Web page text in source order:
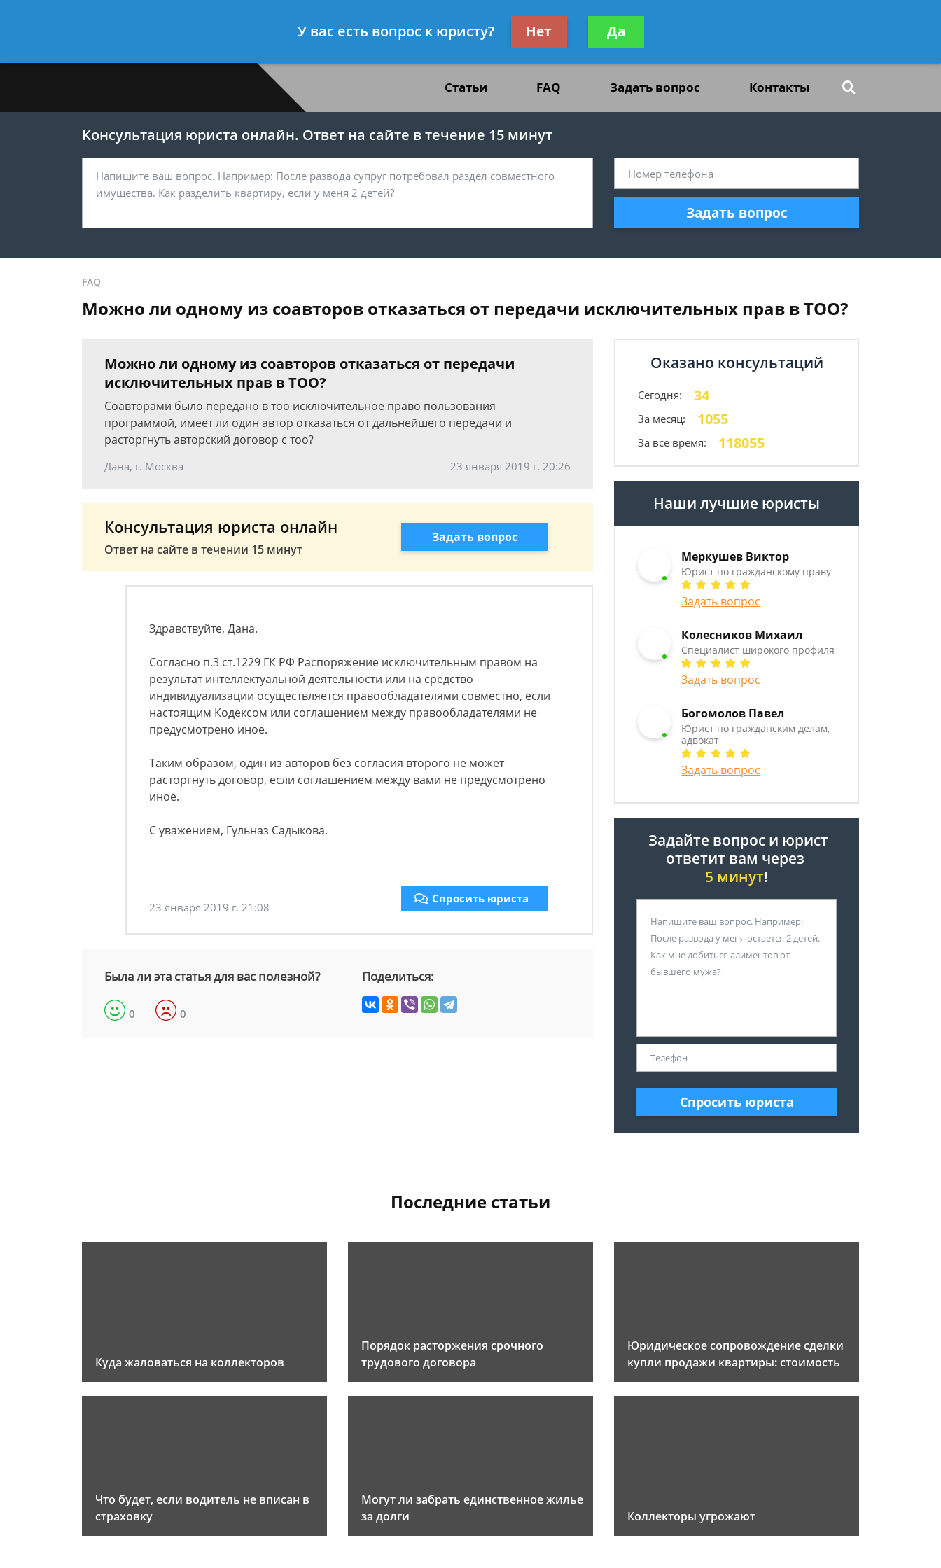
- Юрист по гражданскому праву
Получите консультацию
бесплатно
Статьи FAQ Задать вопрос Контакты
Консультация юриста онлайн. Ответ на сайте в течение 15 минут
Задать вопрос
FAQ
Можно ли одному из соавторов отказаться от передачи исключительных прав в ТОО?
Можно ли одному из соавторов отказаться от передачи
исключительных прав в ТОО?
Соавторами было передано в тоо исключительное право пользования
программой, имеет ли один автор отказаться от дальнейшего передачи и
расторгнуть авторский договор с тоо?
Дана, г. Москва 23 января 2019 г. 20:26
Консультация юриста онлайн
Ответ на сайте в течении 15 минут
Задать вопрос
Здравствуйте, Дана.
Согласно п.3 ст.1229 ГК РФ Распоряжение исключительным правом на
результат интеллектуальной деятельности или на средство
индивидуализации осуществляется правообладателями совместно, если
настоящим Кодексом или соглашением между правообладателями не
предусмотрено иное.
Таким образом, один из авторов без согласия второго не может
расторгнуть договор, если соглашением между вами не предусмотрено
иное.
С уважением, Гульназ Садыкова.
23 января 2019 г. 21:08
Спросить юриста
Была ли эта статья для вас полезной?
0 0
Поделиться:
Оказано консультаций
Сегодня: 34
За месяц: 1055
За все время: 118055
Наши лучшие юристы
Меркушев Виктор
Юрист по гражданскому праву
Задать вопрос
Колесников Михаил
Специалист широкого профиля
Задать вопрос
Богомолов Павел
Юрист по гражданским делам,
адвокат
Задать вопрос
Задайте вопрос и юрист
ответит вам через
5 минут!
Спросить юриста
Последние статьи
Куда жаловаться на коллекторов
Порядок расторжения срочного
трудового договора
Юридическое сопровождение сделки
купли продажи квартиры: стоимость
Что будет, если водитель не вписан в
страховку
Могут ли забрать единственное жилье
за долги
Коллекторы угрожают
У вас есть вопрос к юристу? Нет Да